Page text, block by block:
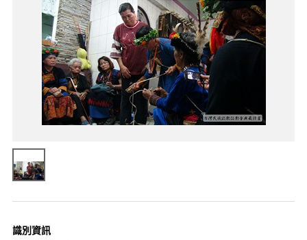
識別資訊